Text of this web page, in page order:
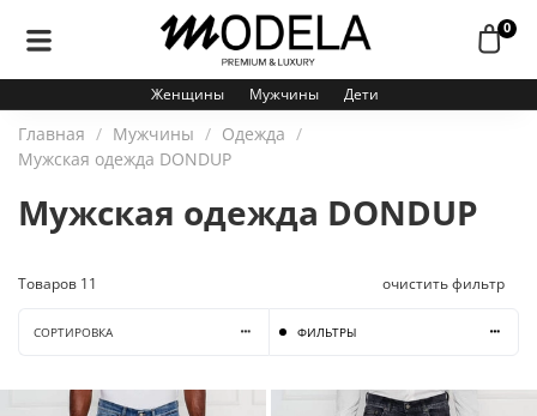
0
Женщины Мужчины Дети
Главная Мужчины
Одежда
Мужская одежда DONDUP
Мужская одежда DONDUP
Товаров 11 очистить фильтр
СОРТИРОВКА ФИЛЬТРЫ